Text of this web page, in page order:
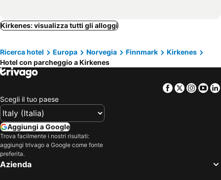
Kirkenes: visualizza tutti gli alloggi
Ricerca hotel Europa Norvegia Finnmark
Kirkenes
Hotel con parcheggio a Kirkenes
Facebook
Twitter
Scegli il tuo paese
Aggiungi a Google
Trova facilmente i nostri risultati:
aggiungi trivago a Google come fonte
preferita.
Azienda